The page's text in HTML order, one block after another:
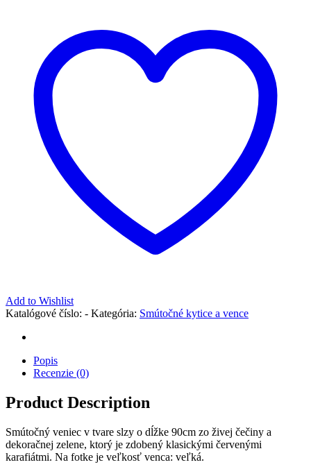
Add to Wishlist
Katalógové číslo: - Kategória: Smútočné kytice a vence
Popis
Recenzie (0)
Product Description
Smútočný veniec v tvare slzy o dĺžke 90cm zo živej čečiny a
dekoračnej zelene, ktorý je zdobený klasickými červenými
karafiátmi. Na fotke je veľkosť venca: veľká.